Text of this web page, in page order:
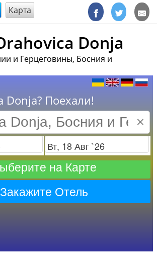
Карта
Donja
и Герцеговины, Босния и
Donja? Поехали!
×
Отъезд
на Карте
Закажите Отель